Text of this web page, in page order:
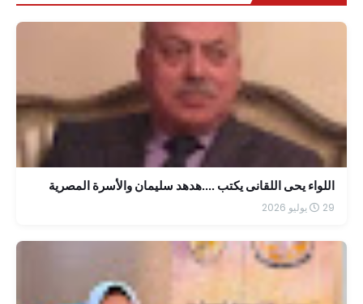
اللواء يحى اللقانى يكتب ....هدهد سليمان والأسرة المصرية
29 يوليو 2026